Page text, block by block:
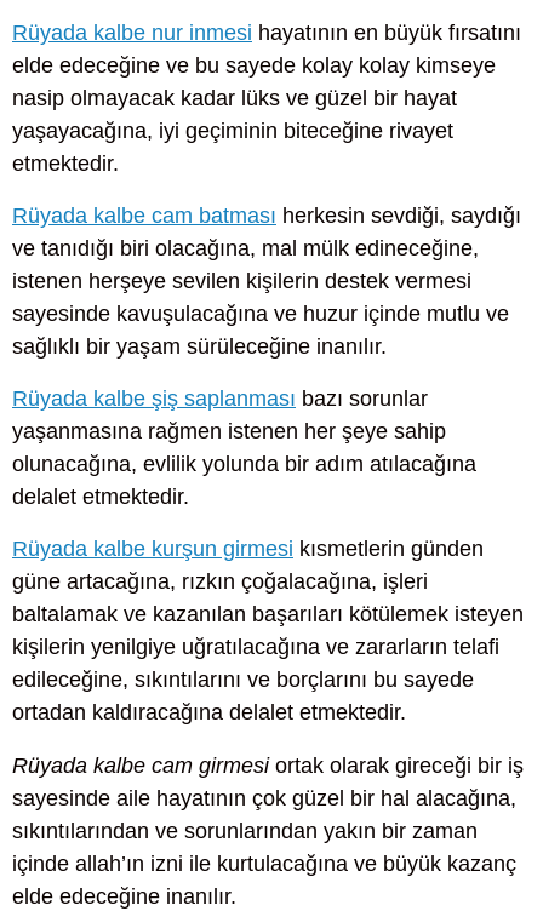
Rüyada kalbe nur inmesi hayatının en büyük fırsatını
elde edeceğine ve bu sayede kolay kolay kimseye
nasip olmayacak kadar lüks ve güzel bir hayat
yaşayacağına, iyi geçiminin biteceğine rivayet
etmektedir.
Rüyada kalbe cam batması herkesin sevdiği, saydığı
ve tanıdığı biri olacağına, mal mülk edineceğine,
istenen herşeye sevilen kişilerin destek vermesi
sayesinde kavuşulacağına ve huzur içinde mutlu ve
sağlıklı bir yaşam sürüleceğine inanılır.
Rüyada kalbe şiş saplanması bazı sorunlar
yaşanmasına rağmen istenen her şeye sahip
olunacağına, evlilik yolunda bir adım atılacağına
delalet etmektedir.
Rüyada kalbe kurşun girmesi kısmetlerin günden
güne artacağına, rızkın çoğalacağına, işleri
baltalamak ve kazanılan başarıları kötülemek isteyen
kişilerin yenilgiye uğratılacağına ve zararların telafi
edileceğine, sıkıntılarını ve borçlarını bu sayede
ortadan kaldıracağına delalet etmektedir.
Rüyada kalbe cam girmesiortak olarak gireceği bir iş
sayesinde aile hayatının çok güzel bir hal alacağına,
sıkıntılarından ve sorunlarından yakın bir zaman
içinde allah’ın izni ile kurtulacağına ve büyük kazanç
elde edeceğine inanılır.